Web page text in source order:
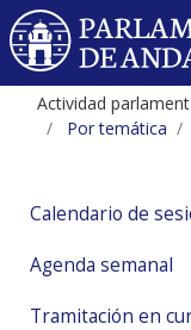
Actividad
Por temática
Calendario de
Agenda semanal
Tramitación en